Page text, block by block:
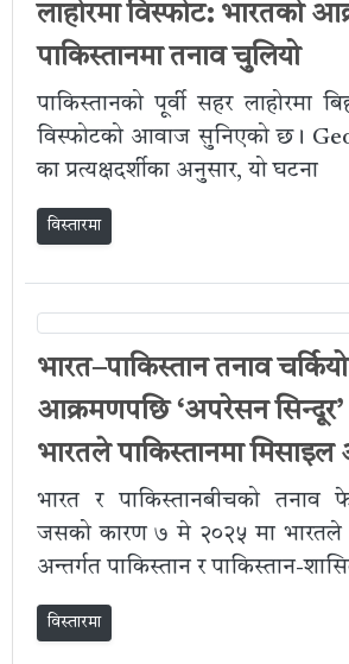
लाहोरमा विस्फोट: भारतको
पाकिस्तानमा तनाव चुलियो
पाकिस्तानको पूर्वी सहर लाहोरमा
विस्फोटको आवाज सुनिएको छ।
का प्रत्यक्षदर्शीका अनुसार, यो घटना
विस्तारमा
भारत–पाकिस्तान तनाव
आक्रमणपछि ‘अपरेसन सिन्दूर’
भारतले पाकिस्तानमा मिसाइल
भारत र पाकिस्तानबीचको तनाव
जसको कारण ७ मे २०२५ मा भारतले
अन्तर्गत पाकिस्तान र पाकिस्तान-
विस्तारमा